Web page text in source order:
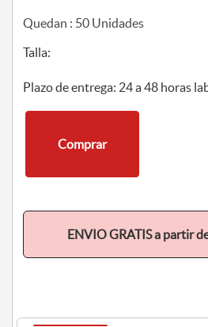
Quedan : 50Unidades
Talla:
Plazo de entrega: 24 a 48 horas
Comprar
ENVIO GRATIS a partir